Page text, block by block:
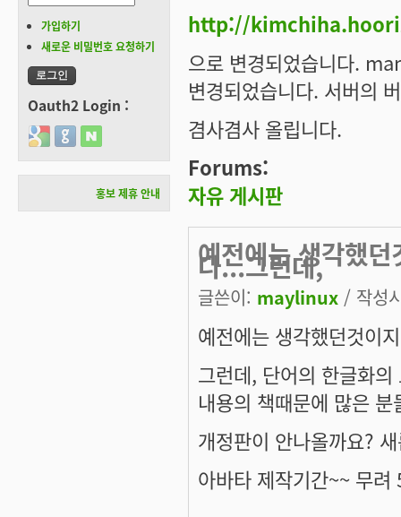
http://
으로 변경되었습니다.
변경되었습니다. 서버의
겸사겸사 올립니다.
Forums:
자유 게시판
예전에는 생각했
다...그런데,
글쓴이: maylinux / 작성
예전에는 생각했던것이
그런데, 단어의 한글화
내용의 책때문에 많은
개정판이 안나올까요?
아바타 제작기간~~ 무
가입하기
새로운 비밀번호 요청하기
Oauth2 Login :
Login with Google
Login with GitHub
Login with Naver
홍보 제휴 안내